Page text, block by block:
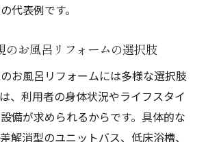
代表例です。
のお風呂リフォームの選択肢
お風呂リフォームには多様な選択肢
、利用者の身体状況やライフスタイ
備が求められるからです。具体的な
解消型のユニットバス、低床浴槽、